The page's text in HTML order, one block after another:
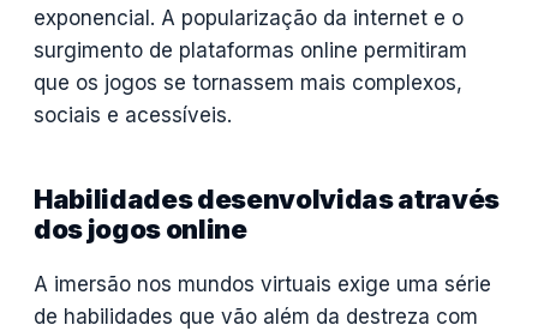
exponencial. A popularização da internet e o
surgimento de plataformas online permitiram
que os jogos se tornassem mais complexos,
sociais e acessíveis.
Habilidades desenvolvidas através
dos jogos online
A imersão nos mundos virtuais exige uma série
de habilidades que vão além da destreza com